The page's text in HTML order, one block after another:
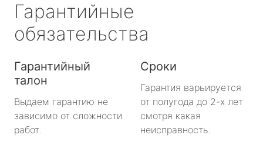
Гарантийные
обязательства
Гарантийный
талон
Выдаем гарантию не
зависимо от сложности
работ.
Сроки
Гарантия варьируется
от полугода до 2-х лет
смотря какая
неисправность.